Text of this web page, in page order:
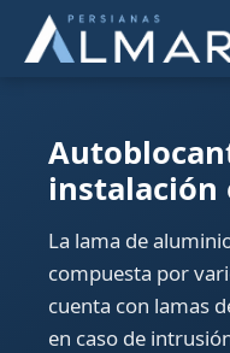
instalación
La lama de
compuesta por
cuenta con lamas
en caso de